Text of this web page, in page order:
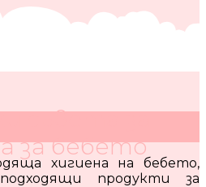
съвета за
за бебето
хигиена на бебето,
продукти за